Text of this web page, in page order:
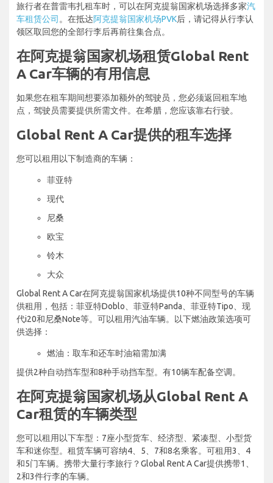
旅行者在普雷韦扎租车时，可以在阿克提翁国家机场选择多家汽
车租赁公司 。在抵达阿克提翁国家机场PVK后，请记得从行李认
领区取回您的全部行李后再前往集合点。
在阿克提翁国家机场租赁Global Rent
A Car车辆的有用信息
如果您在租车期间想要添加额外的驾驶员，您必须返回租车地
点，驾驶员需要提供所需文件。在希腊，您应该靠右行驶。
Global Rent A Car提供的租车选择
您可以租用以下制造商的车辆：
菲亚特
现代
尼桑
欧宝
铃木
大众
Global Rent A Car在阿克提翁国家机场提供10种不同型号的车辆
供租用，包括：菲亚特Doblo、菲亚特Panda、菲亚特Tipo、现
代i20和尼桑Note等。可以租用汽油车辆。以下燃油政策选项可
供选择：
燃油：取车和还车时油箱需加满
提供2种自动挡车型和8种手动挡车型。有10辆车配备空调。
在阿克提翁国家机场从Global Rent A
Car租赁的车辆类型
您可以租用以下车型：7座小型货车、经济型、紧凑型、小型货
车和迷你型。租赁车辆可容纳4、5、7和8名乘客。可租用3、4
和5门车辆。携带大量行李旅行？Global Rent A Car提供携带1、
2和3件行李的车辆。